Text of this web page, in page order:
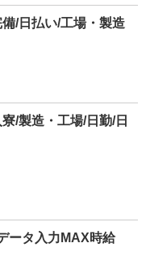
/日払い/工場・製造
/製造・工場/日勤/日
ータ入力MAX時給